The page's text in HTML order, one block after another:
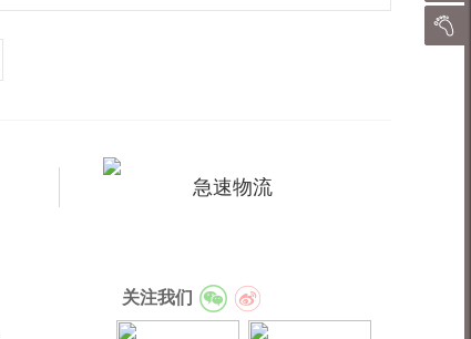
我的
急速物流
关注我们